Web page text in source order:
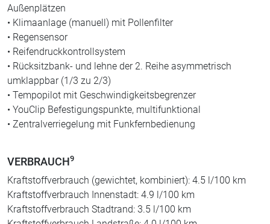
Außenplätzen
• Klimaanlage (manuell) mit Pollenfilter
• Regensensor
• Reifendruckkontrollsystem
• Rücksitzbank- und lehne der 2. Reihe asymmetrisch
umklappbar (1/3 zu 2/3)
• Tempopilot mit Geschwindigkeitsbegrenzer
• YouClip Befestigungspunkte, multifunktional
• Zentralverriegelung mit Funkfernbedienung
VERBRAUCH9
Kraftstoffverbrauch (gewichtet, kombiniert): 4.5 l/100 km
Kraftstoffverbrauch Innenstadt: 4.9 l/100 km
Kraftstoffverbrauch Stadtrand: 3.5 l/100 km